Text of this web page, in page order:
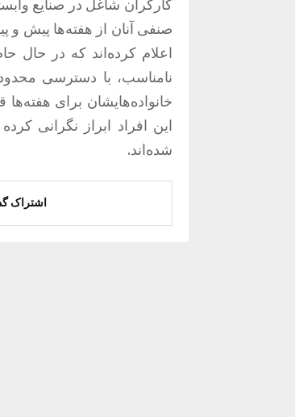
کارگران شاغل در صنایع
صنفی آنان از هفته‌ها پیش و
نامناسب، با دسترسی
خانواده‌هایشان برای
این افراد ابراز نگرانی
شده‌اند.
اشتراک